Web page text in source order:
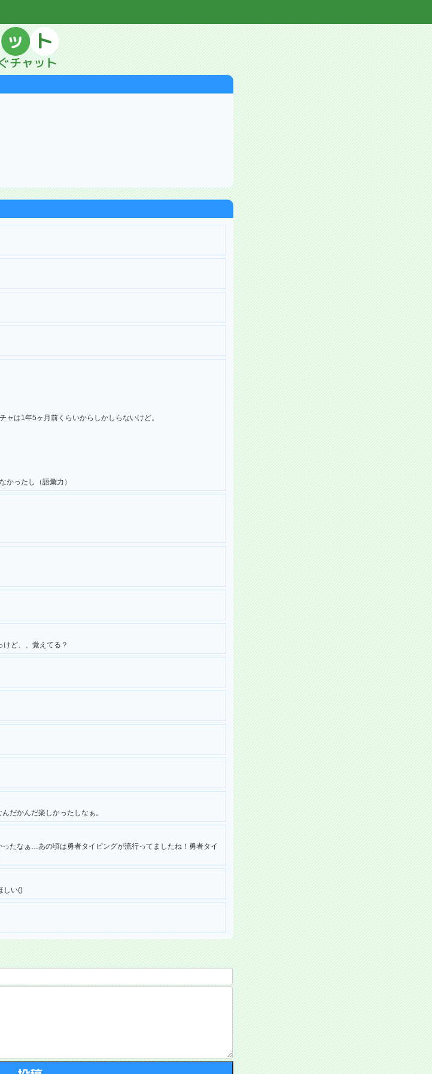
ャは1年5ヶ月前くらいからしかしらないけど。
かったし（語彙力）
けど、、覚えてる？
だかんだ楽しかったしなぁ。
たなぁ…あの頃は勇者タイピングが流行ってましたね！勇者タイ
しい()